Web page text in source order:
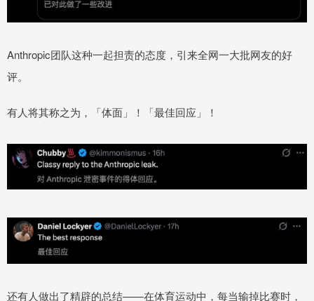
Anthropic团队这种一起担责的态度，引来全网一大批网友的好
评。
有人将其称之为，「体面」！「最佳回应」！
还有人做出了精辟的总结——在体育运动中，每当输掉比赛时，